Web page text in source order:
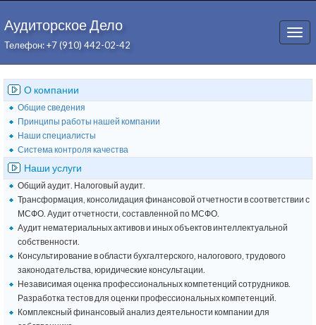
Аудиторское Дело
Телефон: +7 (910) 442-02-42
О компании
Общие сведения
Принципы работы нашей компании
Наши специалисты
Система контроля качества
Наши услуги
Общий аудит. Налоговый аудит.
Трансформация, консолидация финансовой отчетности в соответствии с
МСФО. Аудит отчетности, составленной по МСФО.
Аудит нематериальных активов и иных объектов интеллектуальной
собственности.
Консультирование в области бухгалтерского, налогового, трудового
законодательства, юридические консультации.
Независимая оценка профессиональных компетенций сотрудников.
Разработка тестов для оценки профессиональных компетенций.
Комплексный финансовый анализ деятельности компании для